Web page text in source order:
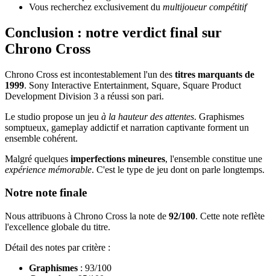
Vous recherchez exclusivement du multijoueur compétitif
Conclusion : notre verdict final sur
Chrono Cross
Chrono Cross est incontestablement l'un des titres marquants de
1999. Sony Interactive Entertainment, Square, Square Product
Development Division 3 a réussi son pari.
Le studio propose un jeu à la hauteur des attentes. Graphismes
somptueux, gameplay addictif et narration captivante forment un
ensemble cohérent.
Malgré quelques imperfections mineures, l'ensemble constitue une
expérience mémorable. C'est le type de jeu dont on parle longtemps.
Notre note finale
Nous attribuons à Chrono Cross la note de 92/100. Cette note reflète
l'excellence globale du titre.
Détail des notes par critère :
Graphismes : 93/100